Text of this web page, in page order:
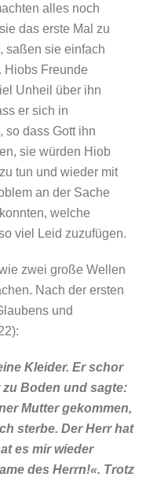
alles noch
das erste Mal zu
saßen sie einfach
Hiobs Freunde
Unheil über ihn
er sich in
so dass Gott ihn
sie würden Hiob
tun und wieder mit
an der Sache
welche
viel Leid zuzufügen.
zwei große Wellen
Nach der ersten
und
Kleider. Er schor
Boden und sagte:
Mutter gekommen,
sterbe. Der Herr hat
es mir wieder
des Herrn!«. Trotz